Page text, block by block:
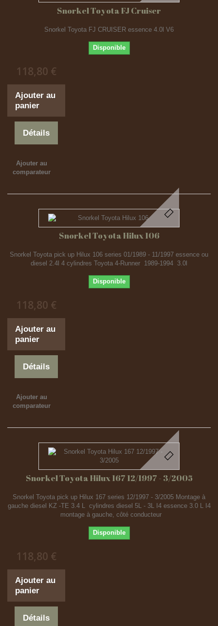
Snorkel Toyota FJ Cruiser
Snorkel Toyota FJ CRUISER essence 4.0l V6
Disponible
118,80 €
Ajouter au
panier
Détails
Ajouter au
comparateur
Snorkel Toyota Hilux 106
Snorkel Toyota pick up Hilux 106 series 01/1989 - 11/1997 essence ou
diesel 2.4l 4 cylindres Toyota 4-Runner 1989-1994 3.0l
Disponible
118,80 €
Ajouter au
panier
Détails
Ajouter au
comparateur
Snorkel Toyota Hilux 167 12/1997 - 3/2005
Snorkel Toyota pick up Hilux 167 series 12/1997 - 3/2005 Montage à
gauche diesel KZ -TE 3.4 L cylindres diesel 5L - 3L I4 essence 3.0 L I4
montage à gauche, côté conducteur
Disponible
118,80 €
Ajouter au
panier
Détails